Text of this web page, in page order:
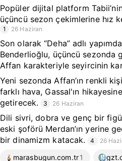
Popüler dijital platform
üçüncü sezon çekimlerine hız
1 26 Haziran
Son olarak “Deha” adlı
Benderlioğlu, üçüncü sezonda
Affan karakteriyle seyircinin
Yeni sezonda Affan’ın renkli
farklı hava, Gassal'ın
getirecek.
3 26 Haziran
Dili sivri, dobra ve genç bir
eski şoförü Merdan’ın yerine
bir dinamizm katacak.
4 26
marasbugun.com.tr1